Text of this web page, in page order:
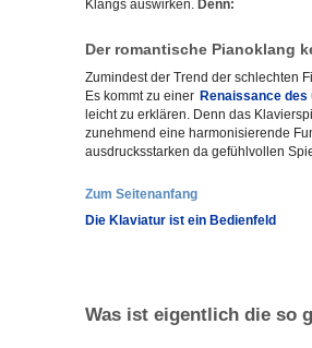
Klangs auswirken. Denn:
Der romantische Pianoklang
Zumindest der Trend der schlechten
Es kommt zu einer Renaissance
leicht zu erklären. Denn das
zunehmend eine harmonisierende
ausdrucksstarken da gefühlvollen
Zum Seitenanfang
Die Klaviatur ist ein Bedienfeld
Was ist eigentlich die so